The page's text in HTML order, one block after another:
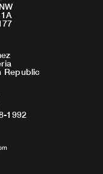
Republic
1992